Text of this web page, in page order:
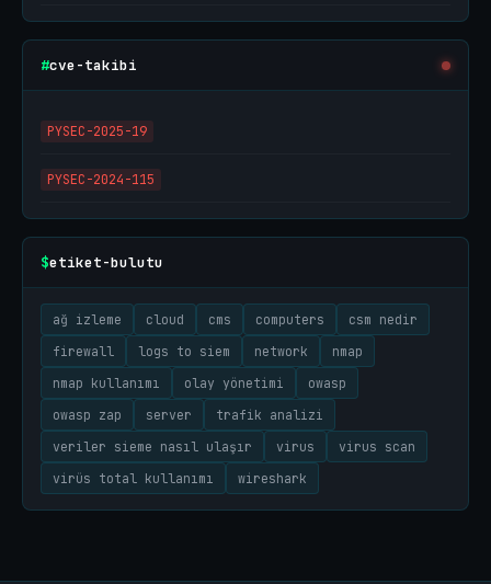
#cve-takibi
PYSEC-2025-19
PYSEC-2024-115
$etiket-bulutu
ağ izleme cloud cms computers
csm nedir
firewall
logs to siem network
nmap
nmap kullanımı
olay yönetimi
owasp
owasp zap
server
trafik analizi
veriler sieme nasıl ulaşır
virus
virus scan
virüs total kullanımı
wireshark